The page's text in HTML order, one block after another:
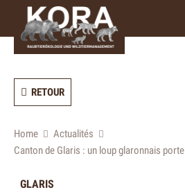
caractères)
RETOUR
Home
Actualités
Canton de Glaris : un loup glaronnais
GLARIS